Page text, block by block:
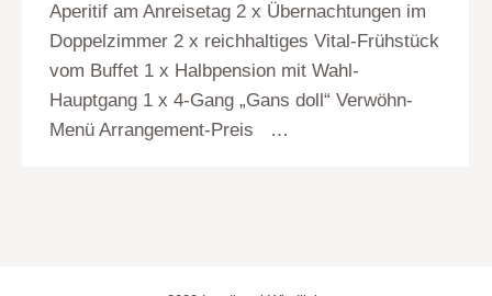
Aperitif am Anreisetag 2 x Übernachtungen im
Doppelzimmer 2 x reichhaltiges Vital-Frühstück
vom Buffet 1 x Halbpension mit Wahl-
Hauptgang 1 x 4-Gang „Gans doll“ Verwöhn-
Menü Arrangement-Preis …